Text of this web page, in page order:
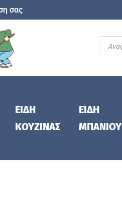
σας
ΕΙΔΗ
ΚΟΥΖΙΝΑΣ
ΕΙΔΗ
ΜΠΑΝΙΟΥ